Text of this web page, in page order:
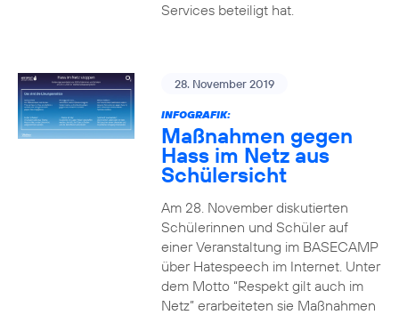
Services beteiligt hat.
28. November 2019
INFOGRAFIK:
Maßnahmen gegen
Hass im Netz aus
Schülersicht
Am 28. November diskutierten
Schülerinnen und Schüler auf
einer Veranstaltung im BASECAMP
über Hatespeech im Internet. Unter
dem Motto “Respekt gilt auch im
Netz” erarbeiteten sie Maßnahmen